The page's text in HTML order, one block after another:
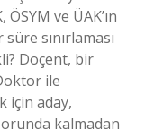
ve ÜAK’ın
sınırlaması
Doçent, bir
ile
için aday,
kalmadan